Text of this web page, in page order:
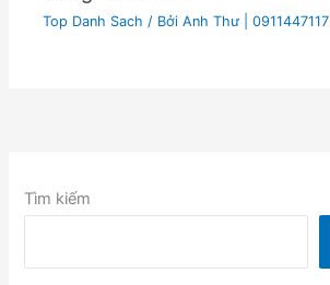
Top Danh Sach / BởiAnh Thư | 0911447117
Tìm kiếm